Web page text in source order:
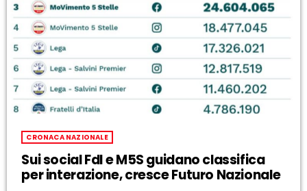
CRONACA NAZIONALE
Sui social FdI e M5S guidano classifica
per interazione, cresce Futuro Nazionale